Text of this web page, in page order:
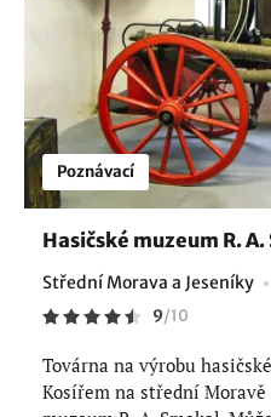
Poznávací
Hasičské muzeum R. A.
Střední Morava a Jeseníky
9/10
Továrna na výrobu
Kosířem na střední